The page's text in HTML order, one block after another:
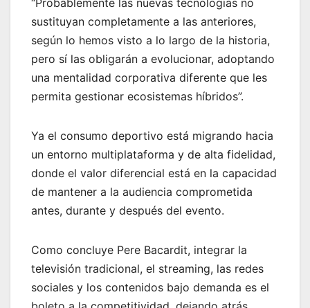
sustituyan completamente a las anteriores,
según lo hemos visto a lo largo de la historia,
pero sí las obligarán a evolucionar, adoptando
una mentalidad corporativa diferente que les
permita gestionar ecosistemas híbridos”.
Ya el consumo deportivo está migrando hacia
un entorno multiplataforma y de alta fidelidad,
donde el valor diferencial está en la capacidad
de mantener a la audiencia comprometida
antes, durante y después del evento.
Como concluye Pere Bacardit, integrar la
televisión tradicional, el streaming, las redes
sociales y los contenidos bajo demanda es el